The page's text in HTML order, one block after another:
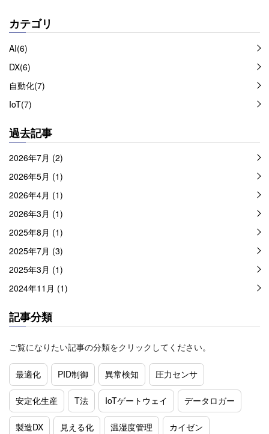
カテゴリ
AI(6)
DX(6)
自動化(7)
IoT(7)
過去記事
2026年7月 (2)
2026年5月 (1)
2026年4月 (1)
2026年3月 (1)
2025年8月 (1)
2025年7月 (3)
2025年3月 (1)
2024年11月 (1)
記事分類
ご覧になりたい記事の分類をクリックしてください。
最適化 PID制御 異常検知 圧力センサ
安定化生産 T法 IoTゲートウェイ データロガー
製造DX 見える化 温湿度管理 カイゼン